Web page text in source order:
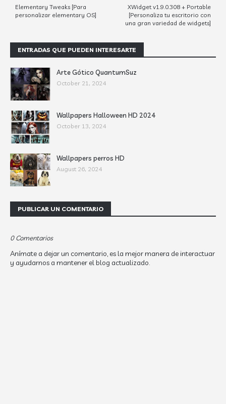
XWidget v1.9.0.308 + Portable
[Personaliza tu escritorio con
una gran variedad de widgets]
Elementary Tweaks [Para
personalizar elementary OS]
ENTRADAS QUE PUEDEN INTERESARTE
Arte Gótico QuantumSuz
October 21, 2024
Wallpapers Halloween HD 2024
October 13, 2024
Wallpapers perros HD
August 26, 2024
PUBLICAR UN COMENTARIO
0 Comentarios
Anímate a dejar un comentario, es la mejor manera de interactuar
y ayudarnos a mantener el blog actualizado.